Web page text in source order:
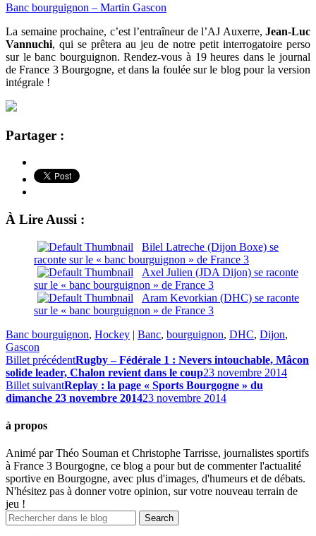
Banc bourguignon – Martin Gascon
La semaine prochaine, c’est l’entraîneur de l’AJ Auxerre, Jean-Luc
Vannuchi, qui se prêtera au jeu de notre petit interrogatoire perso
sur le banc bourguignon. Rendez-vous à 19 heures dans le journal
de France 3 Bourgogne, et dans la foulée sur le blog pour la version
intégrale !
Partager :
À Lire Aussi :
Bilel Latreche (Dijon Boxe) se
raconte sur le « banc bourguignon » de France 3
Axel Julien (JDA Dijon) se raconte
sur le « banc bourguignon » de France 3
Aram Kevorkian (DHC) se raconte
sur le « banc bourguignon » de France 3
Banc bourguignon, Hockey | Banc, bourguignon, DHC, Dijon,
Gascon
Billet précédentRugby – Fédérale 1 : Nevers intouchable, Mâcon
solide leader, Chalon revient dans le coup23 novembre 2014
Billet suivantReplay : la page « Sports Bourgogne » du
dimanche 23 novembre 201423 novembre 2014
à propos
Animé par Théo Souman et Christophe Tarrisse, journalistes sportifs
à France 3 Bourgogne, ce blog a pour but de commenter l'actualité
sportive en Bourgogne, avec plus d'images, d'humeurs et de débats.
N'hésitez pas à donner votre opinion, sur votre nouveau terrain de
jeu !